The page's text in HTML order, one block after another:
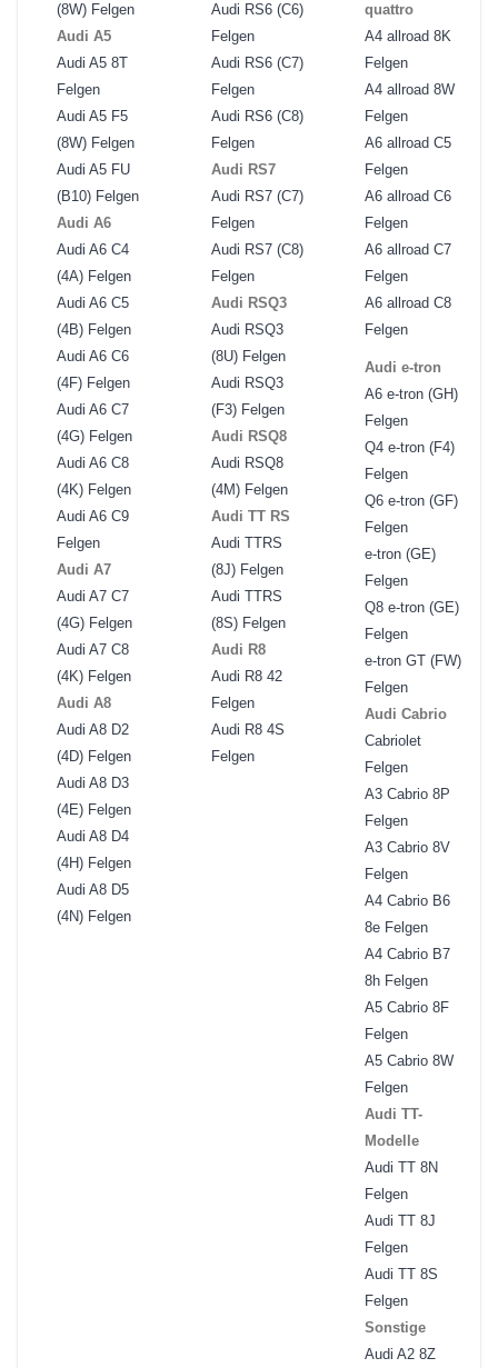
(8W) Felgen
Audi A5
Audi A5 8T
Felgen
Audi A5 F5
(8W) Felgen
Audi A5 FU
(B10) Felgen
Audi A6
Audi A6 C4
(4A) Felgen
Audi A6 C5
(4B) Felgen
Audi A6 C6
(4F) Felgen
Audi A6 C7
(4G) Felgen
Audi A6 C8
(4K) Felgen
Audi A6 C9
Felgen
Audi A7
Audi A7 C7
(4G) Felgen
Audi A7 C8
(4K) Felgen
Audi A8
Audi A8 D2
(4D) Felgen
Audi A8 D3
(4E) Felgen
Audi A8 D4
(4H) Felgen
Audi A8 D5
(4N) Felgen
Audi RS6 (C6)
Felgen
Audi RS6 (C7)
Felgen
Audi RS6 (C8)
Felgen
Audi RS7
Audi RS7 (C7)
Felgen
Audi RS7 (C8)
Felgen
Audi RSQ3
Audi RSQ3
(8U) Felgen
Audi RSQ3
(F3) Felgen
Audi RSQ8
Audi RSQ8
(4M) Felgen
Audi TT RS
Audi TTRS
(8J) Felgen
Audi TTRS
(8S) Felgen
Audi R8
Audi R8 42
Felgen
Audi R8 4S
Felgen
quattro
A4 allroad 8K
Felgen
A4 allroad 8W
Felgen
A6 allroad C5
Felgen
A6 allroad C6
Felgen
A6 allroad C7
Felgen
A6 allroad C8
Felgen
Audi e-tron
A6 e-tron (GH)
Felgen
Q4 e-tron (F4)
Felgen
Q6 e-tron (GF)
Felgen
e-tron (GE)
Felgen
Q8 e-tron (GE)
Felgen
e-tron GT (FW)
Felgen
Audi Cabrio
Cabriolet
Felgen
A3 Cabrio 8P
Felgen
A3 Cabrio 8V
Felgen
A4 Cabrio B6
8e Felgen
A4 Cabrio B7
8h Felgen
A5 Cabrio 8F
Felgen
A5 Cabrio 8W
Felgen
Audi TT-
Modelle
Audi TT 8N
Felgen
Audi TT 8J
Felgen
Audi TT 8S
Felgen
Sonstige
Audi A2 8Z